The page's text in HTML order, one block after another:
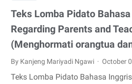
Teks Lomba Pidato
Regarding Parents and
(Menghormati orangtua
By Kanjeng Mariyadi Ngawi October
Teks Lomba Pidato Bahasa